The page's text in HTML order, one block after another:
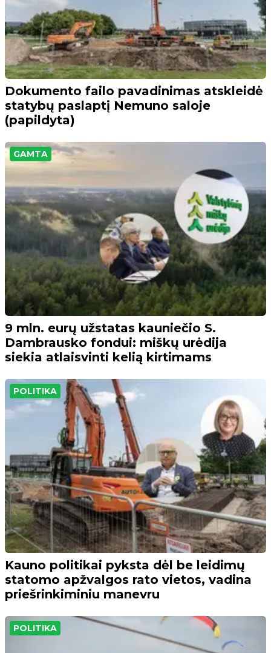
Dokumento failo pavadinimas atskleidė
statybų paslaptį Nemuno saloje
(papildyta)
GAMTA
9 mln. eurų užstatas kauniečio S.
Dambrausko fondui: miškų urėdija
siekia atlaisvinti kelią kirtimams
POLITIKA
Kauno politikai pyksta dėl be leidimų
statomo apžvalgos rato vietos, vadina
priešrinkiminiu manevru
POLITIKA